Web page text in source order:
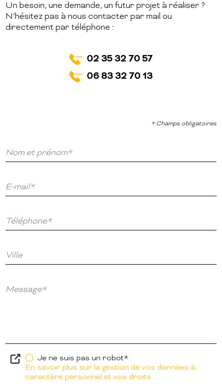
* Champs obligatoires
Nom et prénom*
E-mail*
Téléphone*
Ville
Message*
Je ne suis pas un robot*
En savoir plus sur la gestion de vos données à
caractère personnel et vos droits
Un besoin, une demande, un futur projet à réaliser ?
N’hésitez pas à nous contacter par mail ou
directement par téléphone :
02 35 32 70 57
06 83 32 70 13